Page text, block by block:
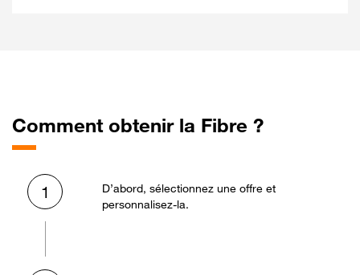
Comment obtenir la Fibre ?
1
D’abord, sélectionnez une offre et
personnalisez-la.